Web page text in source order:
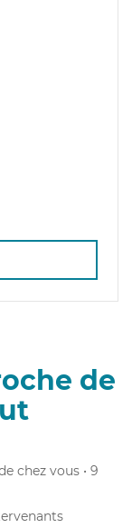
de
chez vous • 9